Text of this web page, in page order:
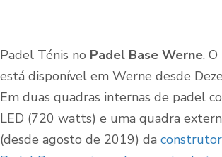
Padel Ténis no Padel Base Werne.
está disponível em Werne desde
Em duas quadras internas de padel
LED (720 watts) e uma quadra
(desde agosto de 2019) da